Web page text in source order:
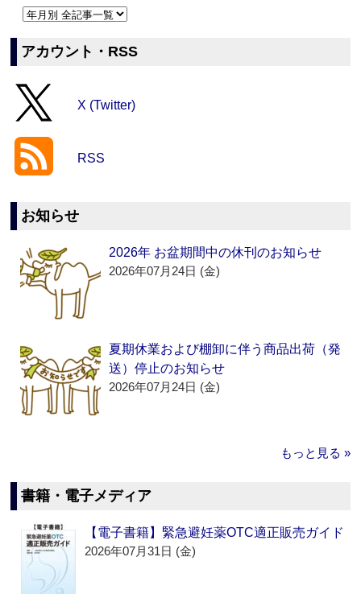
アカウント・RSS
X (Twitter)
RSS
お知らせ
2026年 お盆期間中の休刊のお知らせ
2026年07月24日 (金)
夏期休業および棚卸に伴う商品出荷（発
送）停止のお知らせ
2026年07月24日 (金)
もっと見る »
書籍・電子メディア
【電子書籍】緊急避妊薬OTC適正販売ガイド
2026年07月31日 (金)